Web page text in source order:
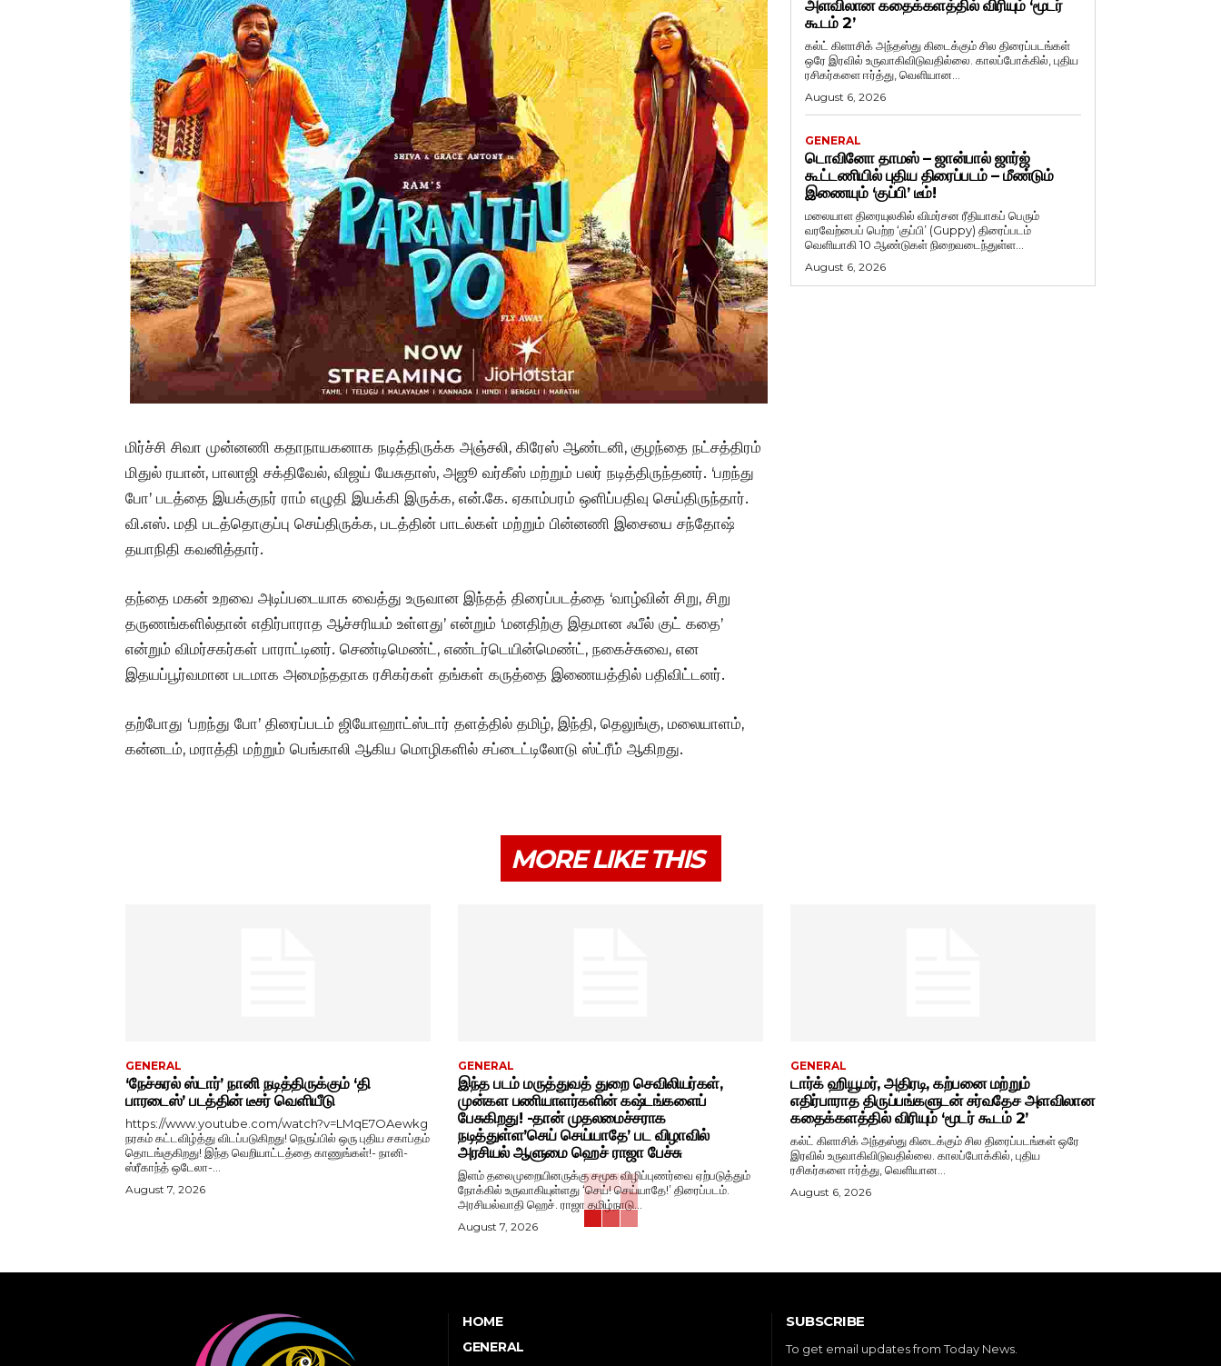
மிர்ச்சி சிவா முன்னணி கதாநாயகனாக நடித்திருக்க அஞ்சலி, கிரேஸ் ஆண்டனி, குழந்தை நட்சத்திரம்
மிதுல் ரயான், பாலாஜி சக்திவேல், விஜய் யேசுதாஸ், அஜூ வர்கீஸ் மற்றும் பலர் நடித்திருந்தனர். ‘பறந்து
போ’ படத்தை இயக்குநர் ராம் எழுதி இயக்கி இருக்க, என்.கே. ஏகாம்பரம் ஒளிப்பதிவு செய்திருந்தார்.
வி.எஸ். மதி படத்தொகுப்பு செய்திருக்க, படத்தின் பாடல்கள் மற்றும் பின்னணி இசையை சந்தோஷ்
தயாநிதி கவனித்தார்.
தந்தை மகன் உறவை அடிப்படையாக வைத்து உருவான இந்தத் திரைப்படத்தை ‘வாழ்வின் சிறு, சிறு
தருணங்களில்தான் எதிர்பாராத ஆச்சரியம் உள்ளது’ என்றும் ‘மனதிற்கு இதமான ஃபீல் குட் கதை’
என்றும் விமர்சகர்கள் பாராட்டினர். செண்டிமெண்ட், எண்டர்டெயின்மெண்ட், நகைச்சுவை, என
இதயப்பூர்வமான படமாக அமைந்ததாக ரசிகர்கள் தங்கள் கருத்தை இணையத்தில் பதிவிட்டனர்.
தற்போது ‘பறந்து போ’ திரைப்படம் ஜியோஹாட்ஸ்டார் தளத்தில் தமிழ், இந்தி, தெலுங்கு, மலையாளம்,
கன்னடம், மராத்தி மற்றும் பெங்காலி ஆகிய மொழிகளில் சப்டைட்டிலோடு ஸ்ட்ரீம் ஆகிறது.
அளவிலான கதைக்களத்தில் விரியும் ‘மூடர்
கூடம் 2’
கல்ட் கிளாசிக் அந்தஸ்து கிடைக்கும் சில திரைப்படங்கள்
ஒரே இரவில் உருவாகிவிடுவதில்லை. காலப்போக்கில், புதிய
ரசிகர்களை ஈர்த்து, வெளியான...
August 6, 2026
GENERAL
டொவினோ தாமஸ் – ஜான்பால் ஜார்ஜ்
கூட்டணியில் புதிய திரைப்படம் – மீண்டும்
இணையும் ‘குப்பி’ டீம்!
மலையாள திரையுலகில் விமர்சன ரீதியாகப் பெரும்
வரவேற்பைப் பெற்ற ‘குப்பி’ (Guppy) திரைப்படம்
வெளியாகி 10 ஆண்டுகள் நிறைவடைந்துள்ள...
August 6, 2026
MORE LIKE THIS
GENERAL
‘நேச்சுரல் ஸ்டார்’ நானி நடித்திருக்கும் ‘தி
பாரடைஸ்’ படத்தின் டீசர் வெளியீடு
https://www.youtube.com/watch?v=LMqE7OAewkg
நரகம் கட்டவிழ்த்து விடப்படுகிறது! நெருப்பில் ஒரு புதிய சகாப்தம்
தொடங்குகிறது! இந்த வெறியாட்டத்தை காணுங்கள்!- நானி-
ஸ்ரீகாந்த் ஒடேலா-...
August 7, 2026
GENERAL
இந்த படம் மருத்துவத் துறை செவிலியர்கள்,
முன்கள பணியாளர்களின் கஷ்டங்களைப்
பேசுகிறது! -தான் முதலமைச்சராக
நடித்துள்ள’செய் செய்யாதே’ பட விழாவில்
அரசியல் ஆளுமை ஹெச் ராஜா பேச்சு
இளம் தலைமுறையினருக்கு சமூக விழிப்புணர்வை ஏற்படுத்தும்
நோக்கில் உருவாகியுள்ளது ‘செய்! செய்யாதே!’ திரைப்படம்.
அரசியல்வாதி ஹெச். ராஜா தமிழ்நாடு...
August 7, 2026
GENERAL
டார்க் ஹியூமர், அதிரடி, கற்பனை மற்றும்
எதிர்பாராத திருப்பங்களுடன் சர்வதேச அளவிலான
கதைக்களத்தில் விரியும் ‘மூடர் கூடம் 2’
கல்ட் கிளாசிக் அந்தஸ்து கிடைக்கும் சில திரைப்படங்கள் ஒரே
இரவில் உருவாகிவிடுவதில்லை. காலப்போக்கில், புதிய
ரசிகர்களை ஈர்த்து, வெளியான...
August 6, 2026
HOME
GENERAL
SUBSCRIBE
To get email updates from Today News.